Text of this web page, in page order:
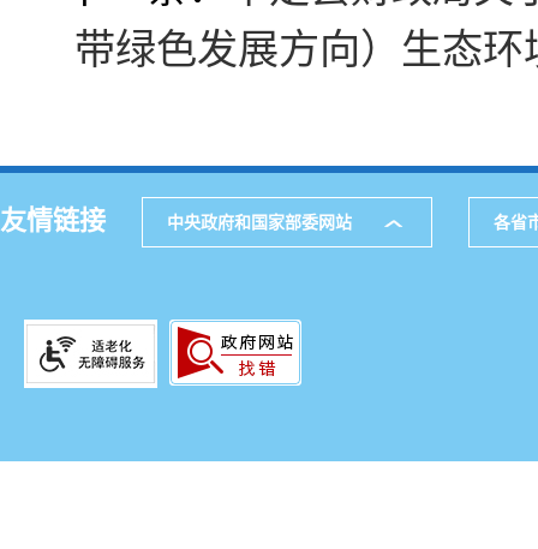
带绿色发展方向）生态
友情链接 中央政府和国家部委网站 各省